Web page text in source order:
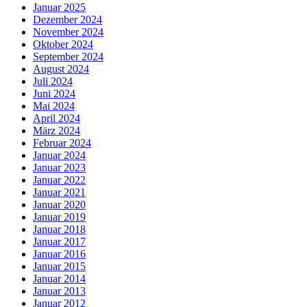
Januar 2025
Dezember 2024
November 2024
Oktober 2024
September 2024
August 2024
Juli 2024
Juni 2024
Mai 2024
April 2024
März 2024
Februar 2024
Januar 2024
Januar 2023
Januar 2022
Januar 2021
Januar 2020
Januar 2019
Januar 2018
Januar 2017
Januar 2016
Januar 2015
Januar 2014
Januar 2013
Januar 2012